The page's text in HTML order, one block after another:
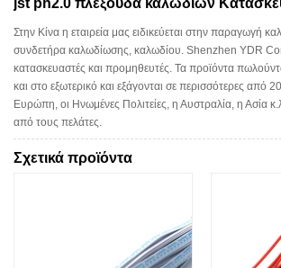
jst ph2.0 πλεξούδα καλωδίων
Στην Κίνα η εταιρεία μας ειδικεύεται στην παραγωγή
συνδετήρα καλωδίωσης, καλωδίου. Shenzhen YDR
κατασκευαστές και προμηθευτές. Τα προϊόντα
και στο εξωτερικό και εξάγονται σε περισσότερες από
Ευρώπη, οι Ηνωμένες Πολιτείες, η Αυστραλία, η Ασία
από τους πελάτες.
Σχετικά προϊόντα